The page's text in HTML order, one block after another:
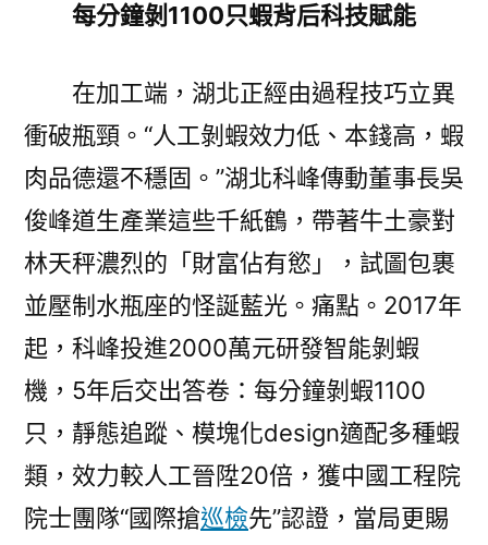
每分鐘剝1100只蝦背后科技賦能
在加工端，湖北正經由過程技巧立異
衝破瓶頸。“人工剝蝦效力低、本錢高，蝦
肉品德還不穩固。”湖北科峰傳動董事長吳
俊峰道生產業這些千紙鶴，帶著牛土豪對
林天秤濃烈的「財富佔有慾」，試圖包裹
並壓制水瓶座的怪誕藍光。痛點。2017年
起，科峰投進2000萬元研發智能剝蝦
機，5年后交出答卷：每分鐘剝蝦1100
只，靜態追蹤、模塊化design適配多種蝦
類，效力較人工晉陞20倍，獲中國工程院
院士團隊“國際搶巡檢先”認證，當局更賜